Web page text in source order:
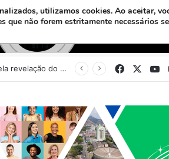
Sinédrio faz petição formal a Deus pela revelação do Messias e construção do 3º Templo Facebook
utilizamos cookies. Ao aceitar,
que não forem estritamente necessários